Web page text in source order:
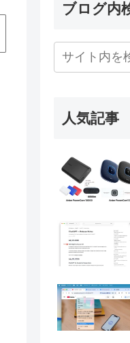
ブログ内
人気記事